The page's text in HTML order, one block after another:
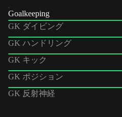
Goalkeeping
GK ダイビング
GK ハンドリング
GK キック
GK ポジション
GK 反射神経